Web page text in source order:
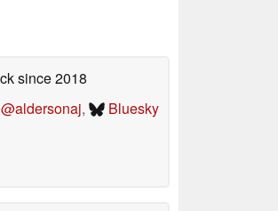
since 2018
@aldersonaj, Bluesky